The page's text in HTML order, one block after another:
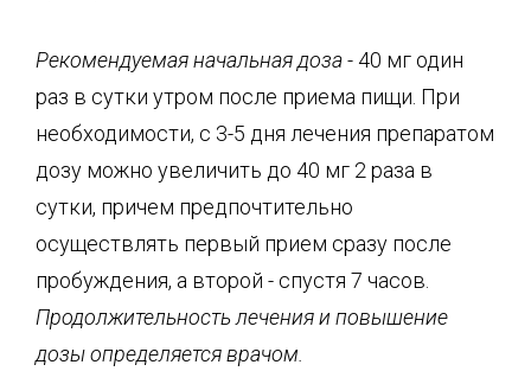
Рекомендуемая начальная доза - 40 мг один
раз в сутки утром после приема пищи. При
необходимости, с 3-5 дня лечения препаратом
дозу можно увеличить до 40 мг 2 раза в
сутки, причем предпочтительно
осуществлять первый прием сразу после
пробуждения, а второй - спустя 7 часов.
Продолжительность лечения и повышение
дозы определяется врачом